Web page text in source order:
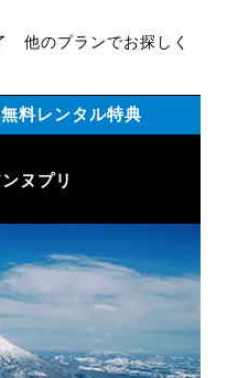
他のプランでお探しく
レンタル特典
ヌプリ